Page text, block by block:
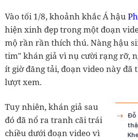
Vào tối 1/8, khoảnh khắc Á hậu
hiện xinh đẹp trong một đoạn
mộ rần rần thích thú. Nàng hậu
tim" khán giả vì nụ cười rạng rỡ,
ít giờ đăng tải, đoạn video này đã
lượt xem.
Đỗ
Tuy nhiên, khán giả sau
đó đã nổ ra tranh cãi trái
chiều dưới đoạn video vì